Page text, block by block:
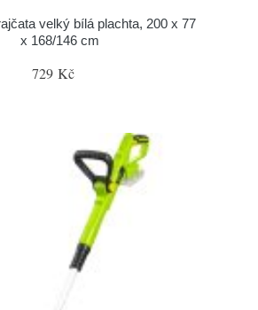
velký bílá plachta, 200 x 77
x 168/146 cm
729 Kč